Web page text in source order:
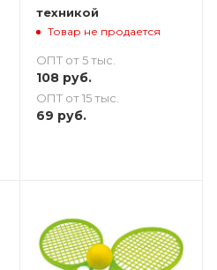
техникой
Товар не продается
ОПТ от 5 тыс.
108руб.
ОПТ от 15 тыс.
69 руб.